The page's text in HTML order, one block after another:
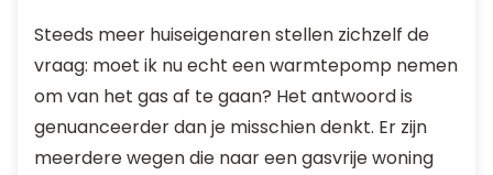
Steeds meer huiseigenaren stellen zichzelf de
vraag: moet ik nu echt een warmtepomp nemen
om van het gas af te gaan? Het antwoord is
genuanceerder dan je misschien denkt. Er zijn
meerdere wegen die naar een gasvrije woning